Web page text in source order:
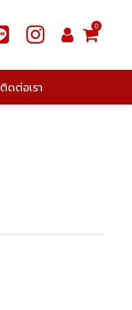
0
ติดต่อเรา